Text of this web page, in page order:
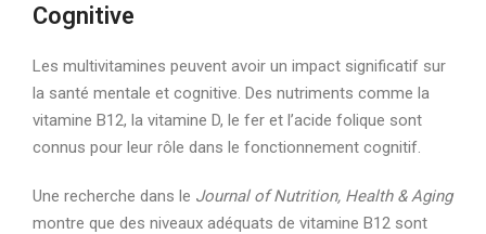
Cognitive
Les multivitamines peuvent avoir un impact significatif sur
la santé mentale et cognitive. Des nutriments comme la
vitamine B12, la vitamine D, le fer et l’acide folique sont
connus pour leur rôle dans le fonctionnement cognitif.
Une recherche dans le Journal of Nutrition, Health & Aging
montre que des niveaux adéquats de vitamine B12 sont